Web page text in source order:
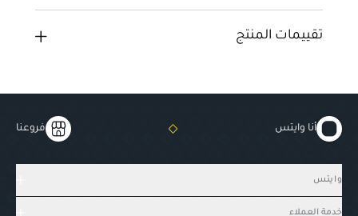
تقييمات المنتج
أنا وايتس فروعنا
وايتس
خدمة العملاء